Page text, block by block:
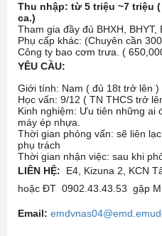
Thu nhập: từ 5 triệu ~7 triệu
ca.)
Tham gia đầy đủ BHXH, BHYT,
Phụ cấp khác: (Chuyên cần
Công ty bao cơm trưa. (
YÊU CẦU:
Giới tính: Nam ( đủ 18t trở lên )
Học vấn: 9/12 ( TN THCS trở
Kinh nghiệm: Ưu tiên những ai
máy ép nhựa.
Thời gian phỏng vấn: sẽ liên
phụ trách
Thời gian nhận việc: sau khi
LIÊN HỆ:
E4, Kizuna 2, KCN
hoặc ĐT 0902.43.43.53 gặp
Email: